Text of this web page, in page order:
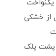
یکنواخت
از خشکی
پشت پلک